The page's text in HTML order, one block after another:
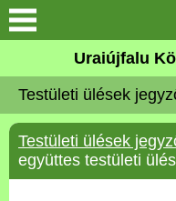
Köszöntő
Elérhetőségek
Uraiújfalu
Uraiújfalu
Testületi ülések
Testületi ülések
együttes testületi